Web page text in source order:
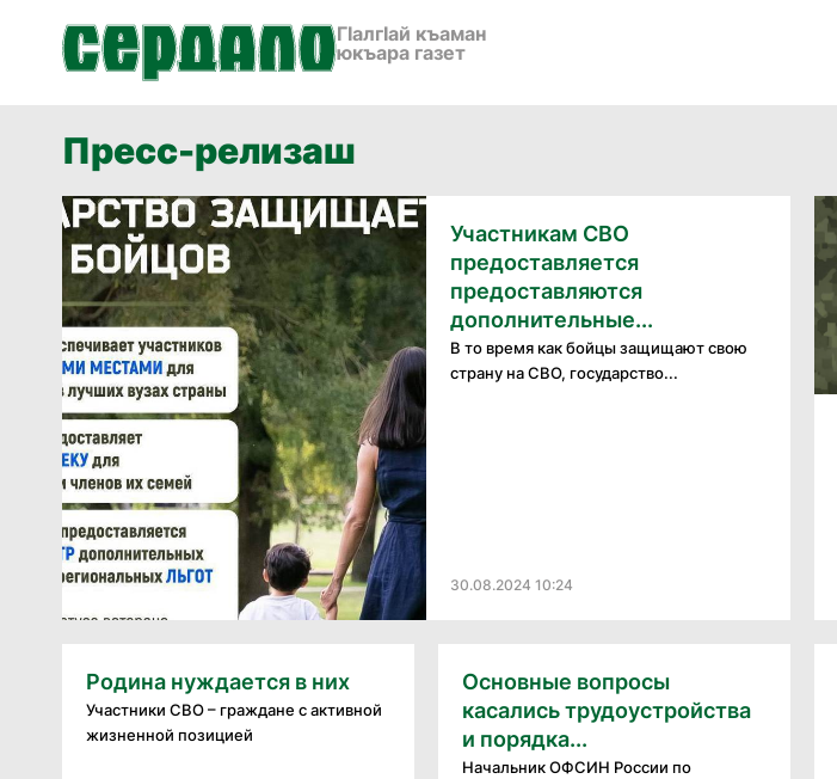
ГӀалгӀай къаман
юкъара газет
Пресс-релизаш
Участникам СВО
предоставляется
предоставляются
дополнительные...
В то время как бойцы защищают свою
страну на СВО, государство...
30.08.2024 10:24
Родина нуждается в них
Участники СВО – граждане с активной
жизненной позицией
Основные вопросы
касались трудоустройства
и порядка...
Начальник ОФСИН России по